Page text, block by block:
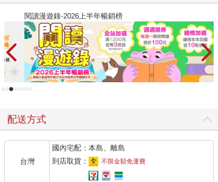
閱讀漫遊錄-2026上半年暢銷榜
配送方式
台灣
國內宅配：本島、離島
到店取貨：
不限金額免運費